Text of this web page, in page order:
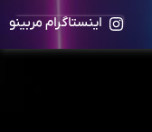
اینستاگرام مربینو